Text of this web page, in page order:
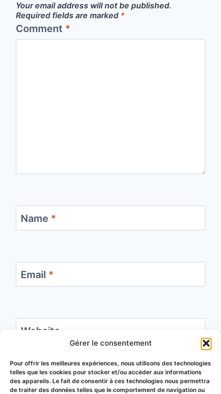
Gérer le consentement
Pour offrir les meilleures expériences, nous utilisons des technologies
telles que les cookies pour stocker et/ou accéder aux informations
des appareils. Le fait de consentir à ces technologies nous permettra
de traiter des données telles que le comportement de navigation ou
Your email address will not be published.
Required fields are marked *
Comment *
Name *
Email *
Website
Save my name, email, and website in this
browser for the next time I comment.